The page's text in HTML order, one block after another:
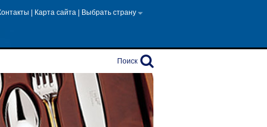
Карта сайта Выбрать страну
Поиск